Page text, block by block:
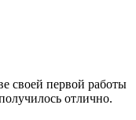
своей первой работы
отлично.